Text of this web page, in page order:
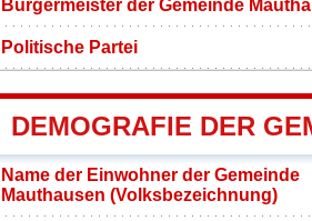
Bürgermeister der Gemeinde
Politische Partei
DEMOGRAFIE DER
Name der Einwohner der Gemeinde
Mauthausen (Volksbezeichnung)